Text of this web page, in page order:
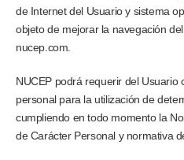
de Internet del Usuario y sistema
objeto de mejorar la navegación
nucep.com.
NUCEP podrá requerir del Usuario
personal para la utilización de
cumpliendo en todo momento la
de Carácter Personal y normativa